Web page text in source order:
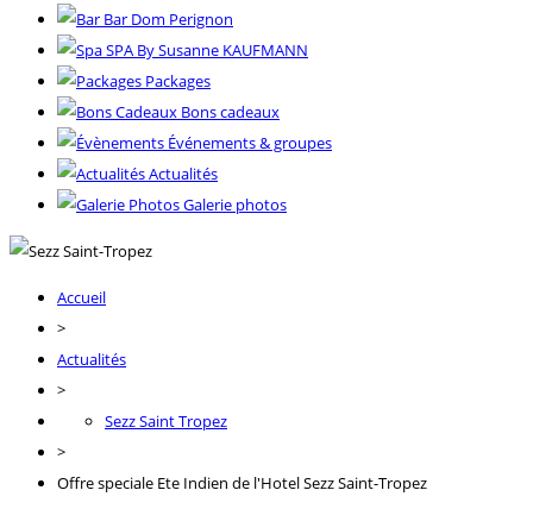
Bar Dom Perignon
SPA By Susanne KAUFMANN
Packages
Bons cadeaux
Événements & groupes
Actualités
Galerie photos
Accueil
>
Actualités
>
Sezz Saint Tropez
>
Offre speciale Ete Indien de l'Hotel Sezz Saint-Tropez